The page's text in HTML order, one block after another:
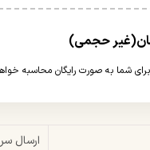
ارسال